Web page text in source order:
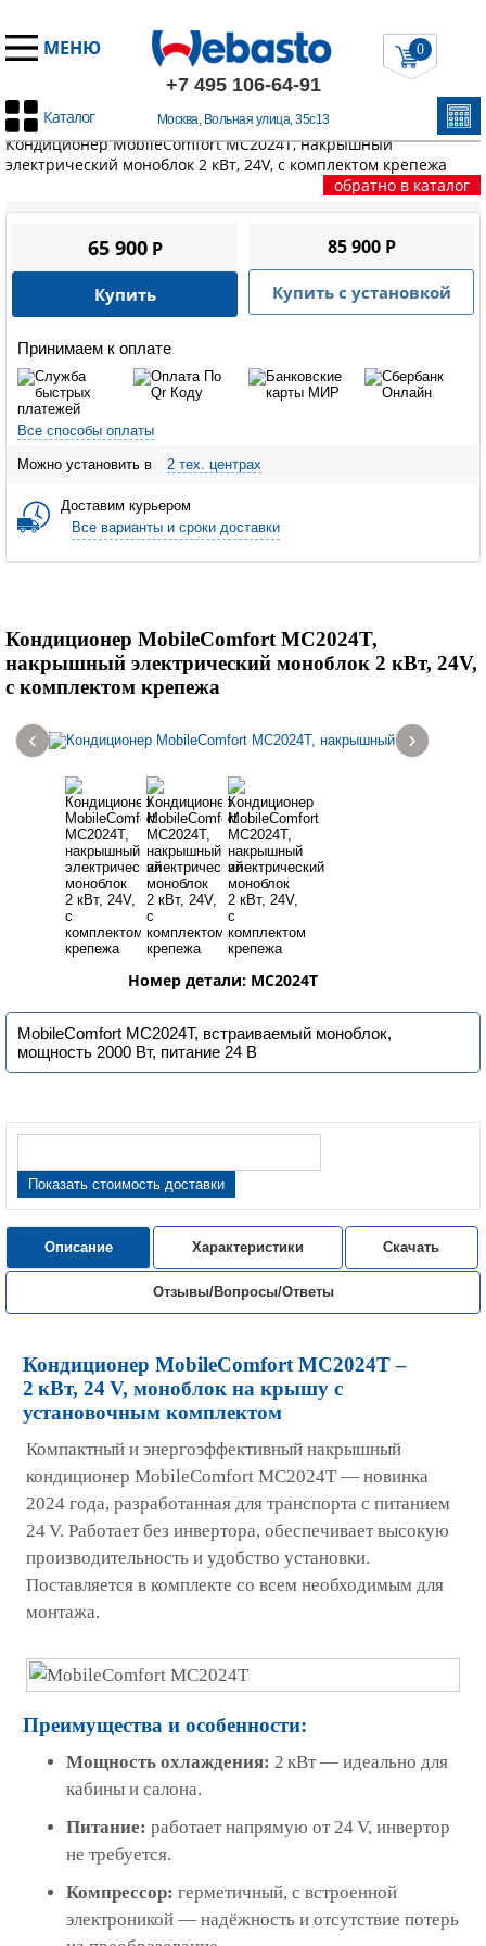
МЕНЮ
+7 495 106-64-91
Москва, Вольная улица, 35с13
Каталог
0
Главная / Автокондиционеры/Кондиционеры MobileComfort/
Кондиционер MobileComfort MC2024T, накрышный
электрический моноблок 2 кВт, 24V, с комплектом крепежа
обратно в каталог
Принимаем к оплате
Все способы оплаты
Можно установить в 2 тех. центрах
Доставим курьером
Все варианты и сроки доставки
65 900P
Купить
85 900 P
Купить с установкой
Кондиционер MobileComfort MC2024T,
накрышный электрический моноблок 2 кВт, 24V,
с комплектом крепежа
‹ ›
Номер детали: MC2024T
MobileComfort MC2024T, встраиваемый моноблок,
мощность 2000 Вт, питание 24 B
Показать стоимость доставки
Описание Характеристики Скачать
Отзывы/Вопросы/Ответы
Кондиционер MobileComfort MC2024T –
2 кВт, 24 V, моноблок на крышу с
установочным комплектом
Компактный и энергоэффективный накрышный
кондиционер MobileComfort MC2024T — новинка
2024 года, разработанная для транспорта с питанием
24 V. Работает без инвертора, обеспечивает высокую
производительность и удобство установки.
Поставляется в комплекте со всем необходимым для
монтажа.
Преимущества и особенности:
Мощность охлаждения: 2 кВт — идеально для
кабины и салона.
Питание: работает напрямую от 24 V, инвертор
не требуется.
Компрессор: герметичный, с встроенной
электроникой — надёжность и отсутствие потерь